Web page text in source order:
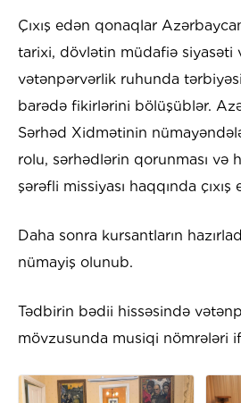
Çıxış edən qonaqlar
tarixi, dövlətin müdafiə siyasəti
vətənpərvərlik ruhunda
barədə fikirlərini bölüşüblər.
Sərhəd Xidmətinin
rolu, sərhədlərin qorunması və
şərəfli missiyası haqqında çıxış
Daha sonra kursantların
nümayiş olunub.
Tədbirin bədii hissəsində
mövzusunda musiqi nömrələri